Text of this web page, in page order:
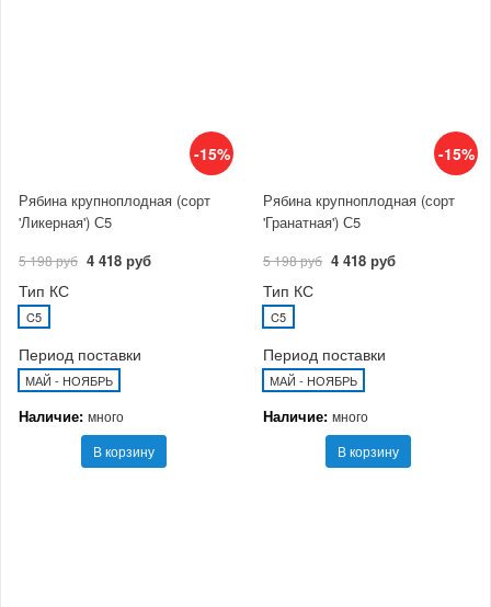
-15%
Рябина крупноплодная (сорт
'Ликерная') С5
5 198 руб 4 418 руб
Тип КС
C5
Период поставки
МАЙ - НОЯБРЬ
Наличие: много
В корзину
-15%
Рябина крупноплодная (сорт
'Гранатная') С5
5 198 руб 4 418 руб
Тип КС
C5
Период поставки
МАЙ - НОЯБРЬ
Наличие: много
В корзину